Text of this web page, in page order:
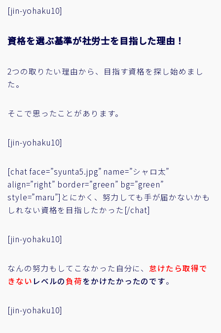
[jin-yohaku10]
資格を選ぶ基準が社労士を目指した理由！
2つの取りたい理由から、目指す資格を探し始めまし
た。
そこで思ったことがあります。
[jin-yohaku10]
[chat face=”syunta5.jpg” name=”シャロ太”
align=”right” border=”green” bg=”green”
style=”maru”]とにかく、努力しても手が届かないかも
しれない資格を目指したかった[/chat]
[jin-yohaku10]
なんの努力もしてこなかった自分に、 怠けたら取得で
きない レベルの負荷をかけたかったのです。
[jin-yohaku10]